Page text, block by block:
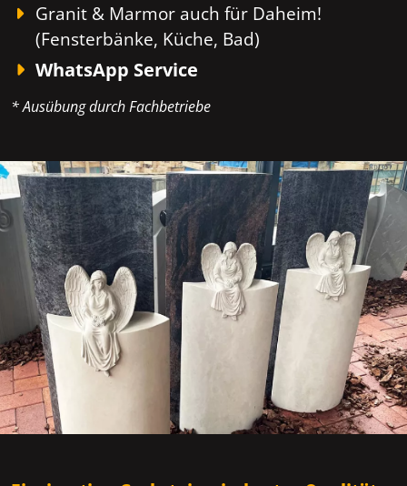
Granit & Marmor auch für Daheim!
(Fensterbänke, Küche, Bad)
WhatsApp Service
* Ausübung durch Fachbetriebe